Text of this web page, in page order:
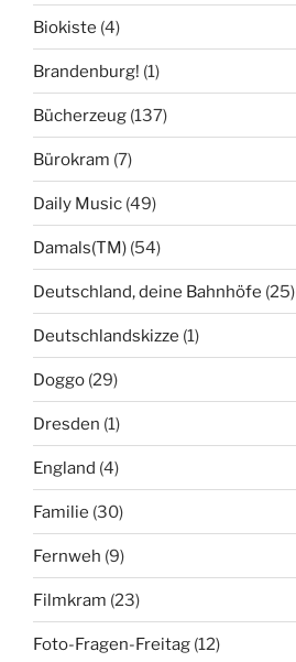
Biokiste (4)
Brandenburg! (1)
Bücherzeug (137)
Bürokram (7)
Daily Music (49)
Damals(TM) (54)
Deutschland, deine Bahnhöfe (25)
Deutschlandskizze (1)
Doggo (29)
Dresden (1)
England (4)
Familie (30)
Fernweh (9)
Filmkram (23)
Foto-Fragen-Freitag (12)